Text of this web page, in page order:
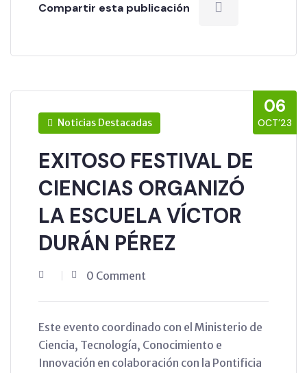
Compartir esta publicación
06
OCT’23
Noticias Destacadas
EXITOSO FESTIVAL DE
CIENCIAS ORGANIZÓ
LA ESCUELA VÍCTOR
DURÁN PÉREZ
0 Comment
Este evento coordinado con el Ministerio de
Ciencia, Tecnología, Conocimiento e
Innovación en colaboración con la Pontificia